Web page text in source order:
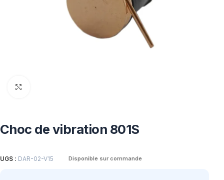
Choc de vibration 801S
UGS : DAR-02-V15 Disponible sur commande